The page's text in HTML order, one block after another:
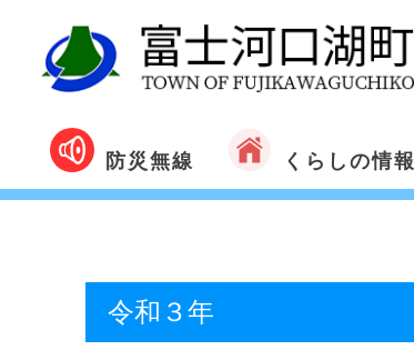
防災無線 くらしの情報
令和３年